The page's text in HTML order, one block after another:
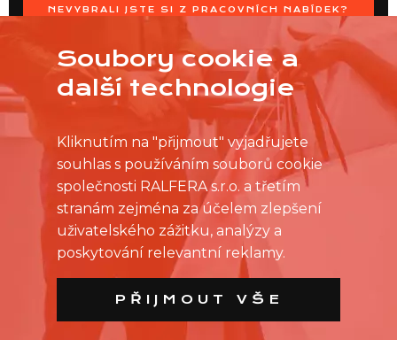
NEVYBRALI JSTE SI Z PRACOVNÍCH NABÍDEK?
OSLOVTE PRODEJNU PŘÍMO S VAŠIMI ČASOVÝMI
MOŽNOSTMI
Soubory cookie a
další technologie
Kliknutím na "přijmout" vyjadřujete
souhlas s používáním souborů cookie
společnosti RALFERA s.r.o. a třetím
stranám zejména za účelem zlepšení
uživatelského zážitku, analýzy a
poskytování relevantní reklamy.
PŘIJMOUT VŠE